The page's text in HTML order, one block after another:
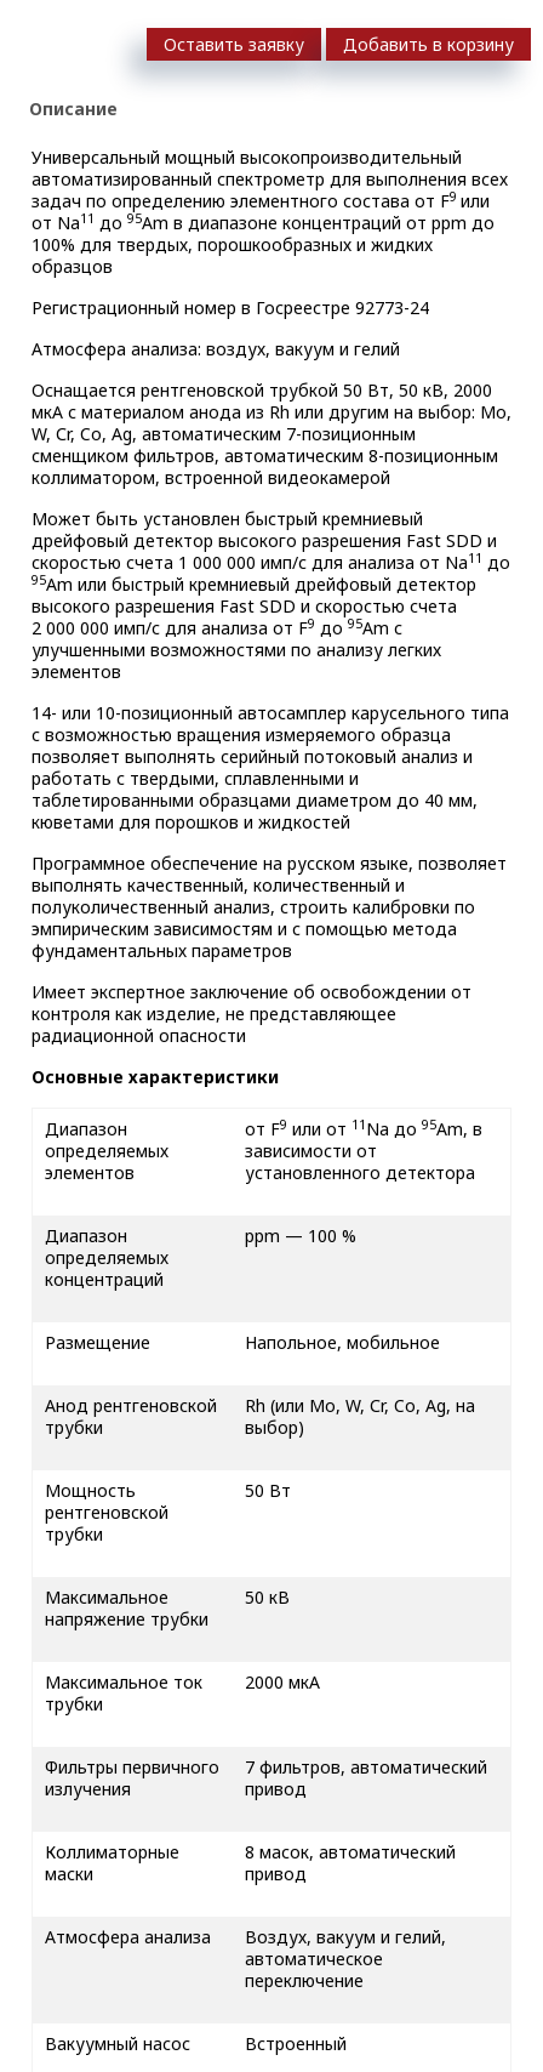
Оставить заявку Добавить в корзину
Описание
Универсальный мощный высокопроизводительный
автоматизированный спектрометр для выполнения всех
задач по определению элементного состава от F9 или
от Na11 до 95Am в диапазоне концентраций от ppm до
100% для твердых, порошкообразных и жидких
образцов
Регистрационный номер в Госреестре 92773-24
Атмосфера анализа: воздух, вакуум и гелий
Оснащается рентгеновской трубкой 50 Вт, 50 кВ, 2000
мкА с материалом анода из Rh или другим на выбор: Mo,
W, Сr, Co, Ag, автоматическим 7-позиционным
сменщиком фильтров, автоматическим 8-позиционным
коллиматором, встроенной видеокамерой
Может быть установлен быстрый кремниевый
дрейфовый детектор высокого разрешения Fast SDD и
скоростью счета 1 000 000 имп/с для анализа от Na11 до
95Am или быстрый кремниевый дрейфовый детектор
высокого разрешения Fast SDD и скоростью счета
2 000 000 имп/с для анализа от F9 до 95Am с
улучшенными возможностями по анализу легких
элементов
14- или 10-позиционный автосамплер карусельного типа
с возможностью вращения измеряемого образца
позволяет выполнять серийный потоковый анализ и
работать с твердыми, сплавленными и
таблетированными образцами диаметром до 40 мм,
кюветами для порошков и жидкостей
Программное обеспечение на русском языке, позволяет
выполнять качественный, количественный и
полуколичественный анализ, строить калибровки по
эмпирическим зависимостям и с помощью метода
фундаментальных параметров
Имеет экспертное заключение об освобождении от
контроля как изделие, не представляющее
радиационной опасности
Основные характеристики
Диапазон
определяемых
элементов
от F9 или от 11 Na до 95Am, в
зависимости от
установленного детектора
Диапазон
определяемых
концентраций
ppm — 100 %
Размещение Напольное, мобильное
Анод рентгеновской
трубки
Rh (или Mo, W, Сr, Co, Ag, на
выбор)
Мощность
рентгеновской
трубки
50 Вт
Максимальное
напряжение трубки
50 кВ
Максимальное ток
трубки
2000 мкА
Фильтры первичного
излучения
7 фильтров, автоматический
привод
Коллиматорные
маски
8 масок, автоматический
привод
Атмосфера анализа
Воздух, вакуум и гелий,
автоматическое
переключение
Вакуумный насос Встроенный